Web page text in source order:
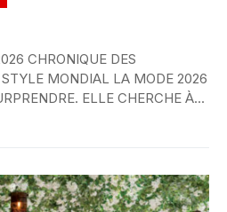
CHRONIQUE DES
MONDIAL LA MODE 2026
ELLE CHERCHE À...